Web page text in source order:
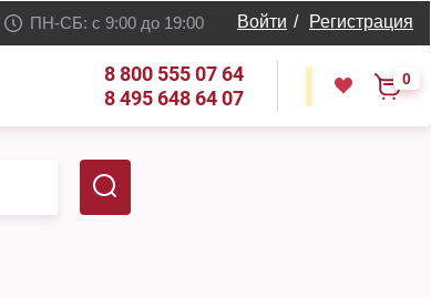
ПН-СБ: с 9:00 до 19:00 Войти / Регистрация
8 800 555 07 64
8 495 648 64 07
0